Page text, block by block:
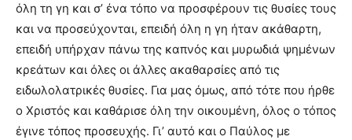
όλη τη γη και σ’ ένα τόπο να προσφέρουν τις θυσίες τους
και να προσεύχονται, επειδή όλη η γη ήταν ακάθαρτη,
επειδή υπήρχαν πάνω της καπνός και μυρωδιά ψημένων
κρεάτων και όλες οι άλλες ακαθαρσίες από τις
ειδωλολατρικές θυσίες. Για μας όμως, από τότε που ήρθε
ο Χριστός και καθάρισε όλη την οικουμένη, όλος ο τόπος
έγινε τόπος προσευχής. Γι’ αυτό και ο Παύλος με